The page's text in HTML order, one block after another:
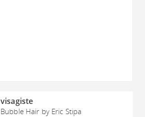
visagiste
Bubble Hair by Eric Stipa